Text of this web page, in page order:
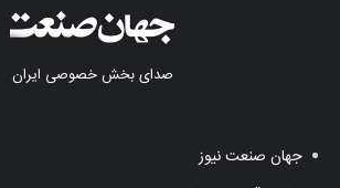
صدای بخش خصوصی ایران
جهان صنعت نیوز